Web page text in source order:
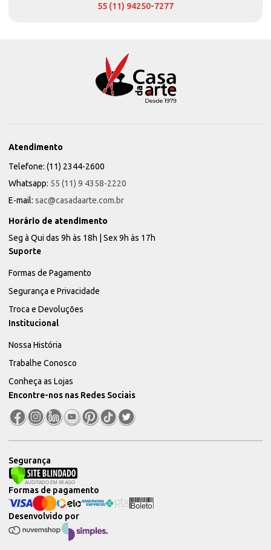
55 (11) 94250-7277
Atendimento
Telefone: (11) 2344-2600
Whatsapp: 55 (11) 9 4358-2220
E-mail: sac@casadaarte.com.br
Horário de atendimento
Seg à Qui das 9h às 18h | Sex 9h às 17h
Suporte
Formas de Pagamento
Segurança e Privacidade
Troca e Devoluções
Institucional
Nossa História
Trabalhe Conosco
Conheça as Lojas
Encontre-nos nas Redes Sociais
Segurança
Desenvolvido por
Formas de pagamento